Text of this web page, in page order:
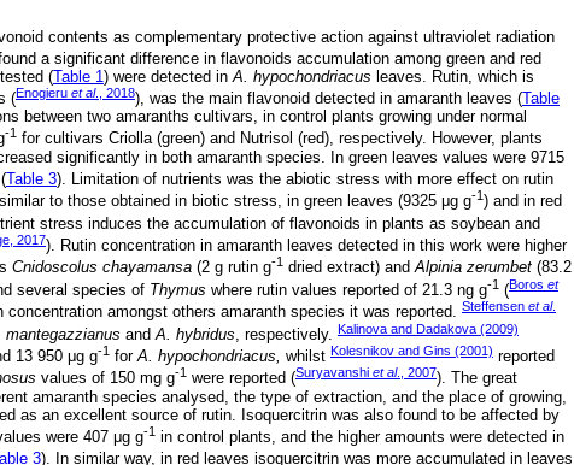
contents as complementary protective action against ultraviolet radiation
a significant difference in flavonoids accumulation among green and red
(Table 1) were detected inA. hypochondriacus leaves. Rutin, which is
(Enogieru et al., 2018), was the main flavonoid detected in amaranth leaves (Table
between two amaranths cultivars, in control plants growing under normal
-1 for cultivars Criolla (green) and Nutrisol (red), respectively. However, plants
significantly in both amaranth species. In green leaves values were 9715
(Table 3). Limitation of nutrients was the abiotic stress with more effect on rutin
to those obtained in biotic stress, in green leaves (9325 μg g-1 ) and in red
stress induces the accumulation of flavonoids in plants as soybean and
2017). Rutin concentration in amaranth leaves detected in this work were higher
Cnidoscolus chayamansa (2 g rutin g-1 dried extract) andAlpinia zerumbet (83.2
several species of Thymus where rutin values reported of 21.3 ng g-1 (Boros et
amongst others amaranth species it was reported. Steffensen et al.
mantegazzianus and A. hybridus , respectively. Kalinova and Dadakova (2009)
13 950 μg g‑1 forA. hypochondriacus, whilst Kolesnikov and Gins (2001) reported
values of 150 mg g-1 were reported (Suryavanshi et al., 2007). The great
amaranth species analysed, the type of extraction, and the place of growing,
as an excellent source of rutin. Isoquercitrin was also found to be affected by
were 407 μg g-1 in control plants, and the higher amounts were detected in
3). In similar way, in red leaves isoquercitrin was more accumulated in leaves